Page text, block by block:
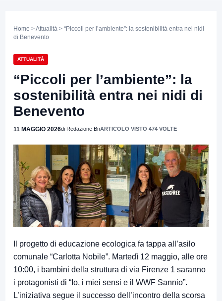
Home >Attualità > “Piccoli per l’ambiente”: la sostenibilità entra nei nidi
di Benevento
ATTUALITÀ
“Piccoli per l’ambiente”: la
sostenibilità entra nei nidi di
Benevento
11 MAGGIO 2026di Redazione BnARTICOLO VISTO 474 VOLTE
Il progetto di educazione ecologica fa tappa all’asilo
comunale “Carlotta Nobile”. Martedì 12 maggio, alle ore
10:00, i bambini della struttura di via Firenze 1 saranno
i protagonisti di “Io, i miei sensi e il WWF Sannio”.
L’iniziativa segue il successo dell’incontro della scorsa